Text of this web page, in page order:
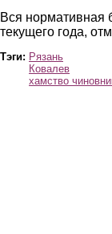
Вся нормативная
текущего года,
Тэги: Рязань
Ковалев
хамство